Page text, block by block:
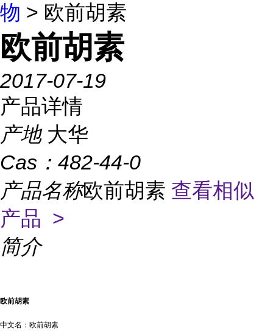
物 > 欧前胡素
欧前胡素
2017-07-19
产品详情
产地 大华
Cas： 482-44-0
产品名称欧前胡素 查看相似
产品 >
简介
欧前胡素
中文名：欧前胡素